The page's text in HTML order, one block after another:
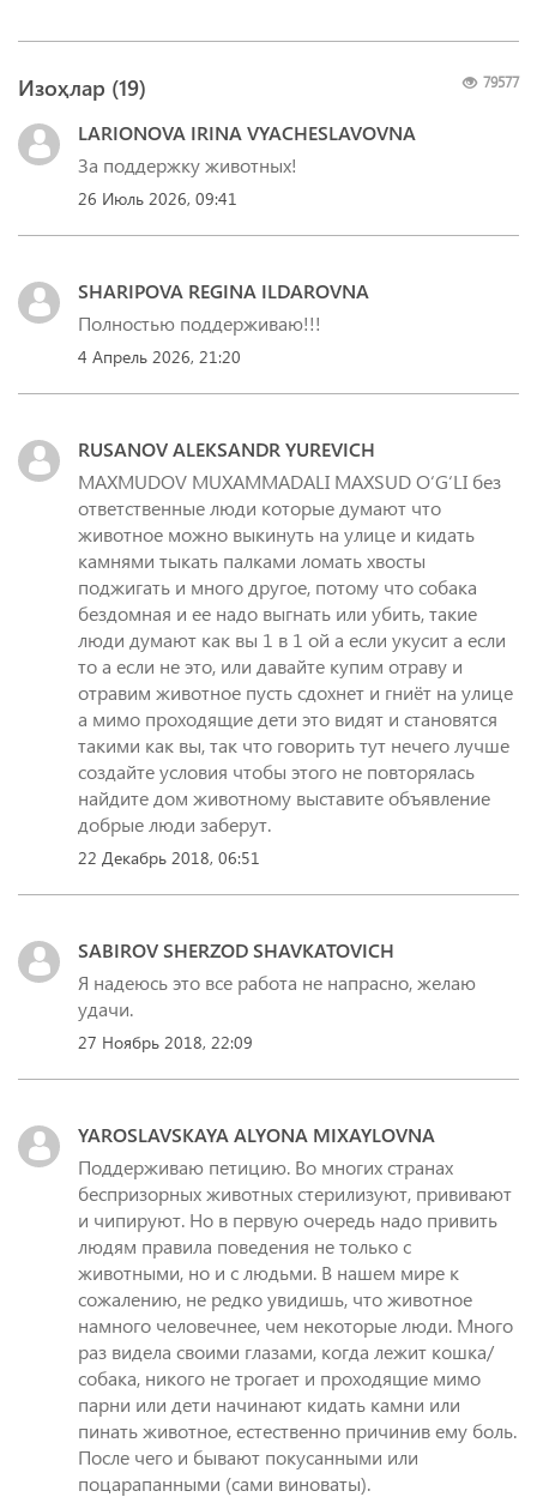
79577
Изоҳлар (19)
LARIONOVA IRINA VYACHESLAVOVNA
За поддержку животных!
26 Июль 2026, 09:41
SHARIPOVA REGINA ILDAROVNA
Полностью поддерживаю!!!
4 Апрель 2026, 21:20
RUSANOV ALEKSANDR YUREVICH
MAXMUDOV MUXAMMADALI MAXSUD O‘G‘LI без
ответственные люди которые думают что
животное можно выкинуть на улице и кидать
камнями тыкать палками ломать хвосты
поджигать и много другое, потому что собака
бездомная и ее надо выгнать или убить, такие
люди думают как вы 1 в 1 ой а если укусит а если
то а если не это, или давайте купим отраву и
отравим животное пусть сдохнет и гниёт на улице
а мимо проходящие дети это видят и становятся
такими как вы, так что говорить тут нечего лучше
создайте условия чтобы этого не повторялась
найдите дом животному выставите объявление
добрые люди заберут.
22 Декабрь 2018, 06:51
SABIROV SHERZOD SHAVKATOVICH
Я надеюсь это все работа не напрасно, желаю
удачи.
27 Ноябрь 2018, 22:09
YAROSLAVSKAYA ALYONA MIXAYLOVNA
Поддерживаю петицию. Во многих странах
беспризорных животных стерилизуют, прививают
и чипируют. Но в первую очередь надо привить
людям правила поведения не только с
животными, но и с людьми. В нашем мире к
сожалению, не редко увидишь, что животное
намного человечнее, чем некоторые люди. Много
раз видела своими глазами, когда лежит кошка/
собака, никого не трогает и проходящие мимо
парни или дети начинают кидать камни или
пинать животное, естественно причинив ему боль.
После чего и бывают покусанными или
поцарапанными (сами виноваты).